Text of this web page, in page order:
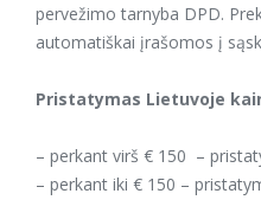
pervežimo tarnyba DPD.
automatiškai įrašomos į
Pristatymas Lietuvoje
– perkant virš € 150 –
– perkant iki € 150 –